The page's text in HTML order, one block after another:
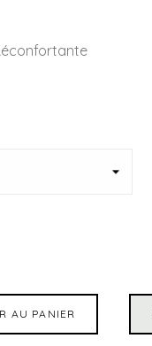
AU PANIER